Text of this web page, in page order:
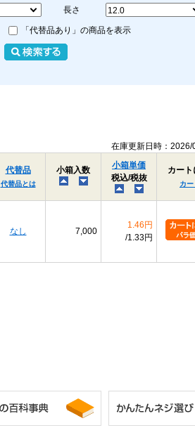
長さ
「代替品あり」の商品を表示
在庫更新日時：
代替品
代替品とは
小箱入数
小箱単価
税込/税抜
カート
カ
なし 7,000
1.46円
1.33円